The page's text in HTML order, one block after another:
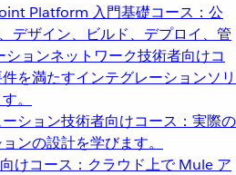
Platform 入門基礎コース：公
デザイン、ビルド、デプロイ、管
ションネットワーク技術者向けコ
を満たすインテグレーションソリ
。
ション技術者向けコース：実際の
ンの設計を学びます。
けコース：クラウド上で Mule ア